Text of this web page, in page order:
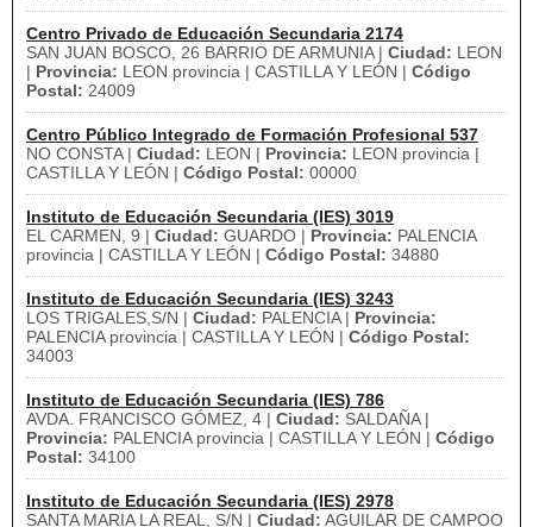
Centro Privado de Educación Secundaria 2174
SAN JUAN BOSCO, 26 BARRIO DE ARMUNIA | Ciudad: LEON
| Provincia: LEON provincia | CASTILLA Y LEÓN | Código
Postal: 24009
Centro Público Integrado de Formación Profesional 537
NO CONSTA | Ciudad: LEON | Provincia: LEON provincia |
CASTILLA Y LEÓN | Código Postal: 00000
Instituto de Educación Secundaria (IES) 3019
EL CARMEN, 9 | Ciudad: GUARDO | Provincia: PALENCIA
provincia | CASTILLA Y LEÓN | Código Postal: 34880
Instituto de Educación Secundaria (IES) 3243
LOS TRIGALES,S/N | Ciudad: PALENCIA | Provincia:
PALENCIA provincia | CASTILLA Y LEÓN | Código Postal:
34003
Instituto de Educación Secundaria (IES) 786
AVDA. FRANCISCO GÓMEZ, 4 | Ciudad: SALDAÑA |
Provincia: PALENCIA provincia | CASTILLA Y LEÓN | Código
Postal: 34100
Instituto de Educación Secundaria (IES) 2978
SANTA MARIA LA REAL, S/N | Ciudad: AGUILAR DE CAMPOO